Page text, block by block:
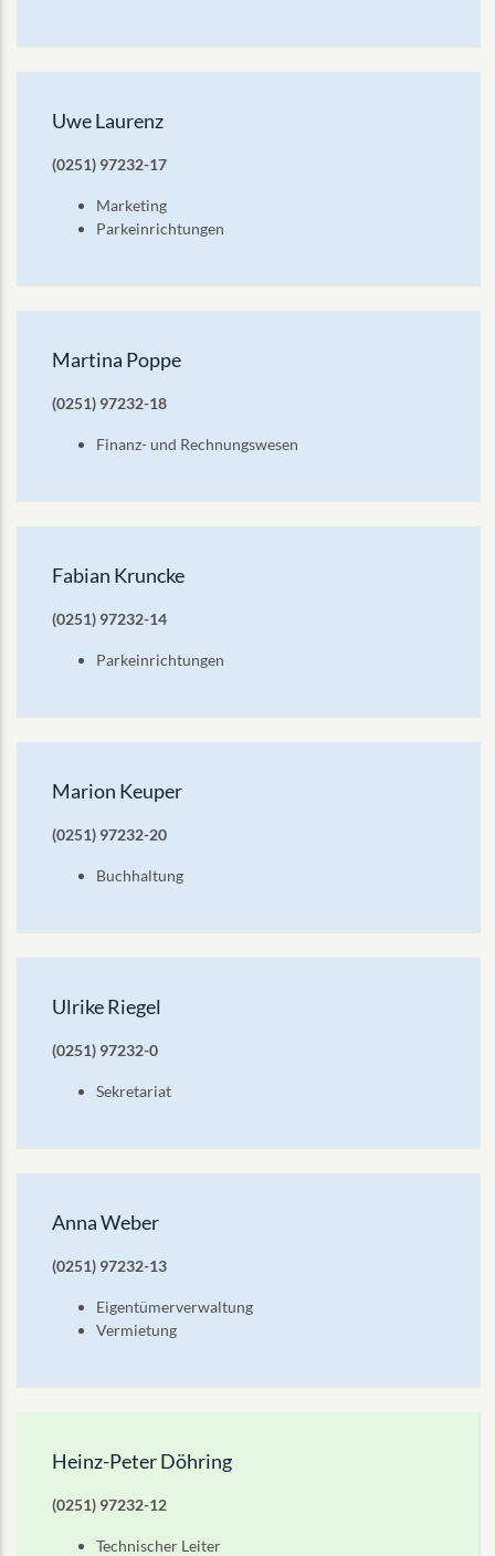
Uwe Laurenz
(0251) 97232-17
Marketing
Parkeinrichtungen
Martina Poppe
(0251) 97232-18
Finanz- und Rechnungswesen
Fabian Kruncke
(0251) 97232-14
Parkeinrichtungen
Marion Keuper
(0251) 97232-20
Buchhaltung
Ulrike Riegel
(0251) 97232-0
Sekretariat
Anna Weber
(0251) 97232-13
Eigentümerverwaltung
Vermietung
Heinz-Peter Döhring
(0251) 97232-12
Technischer Leiter